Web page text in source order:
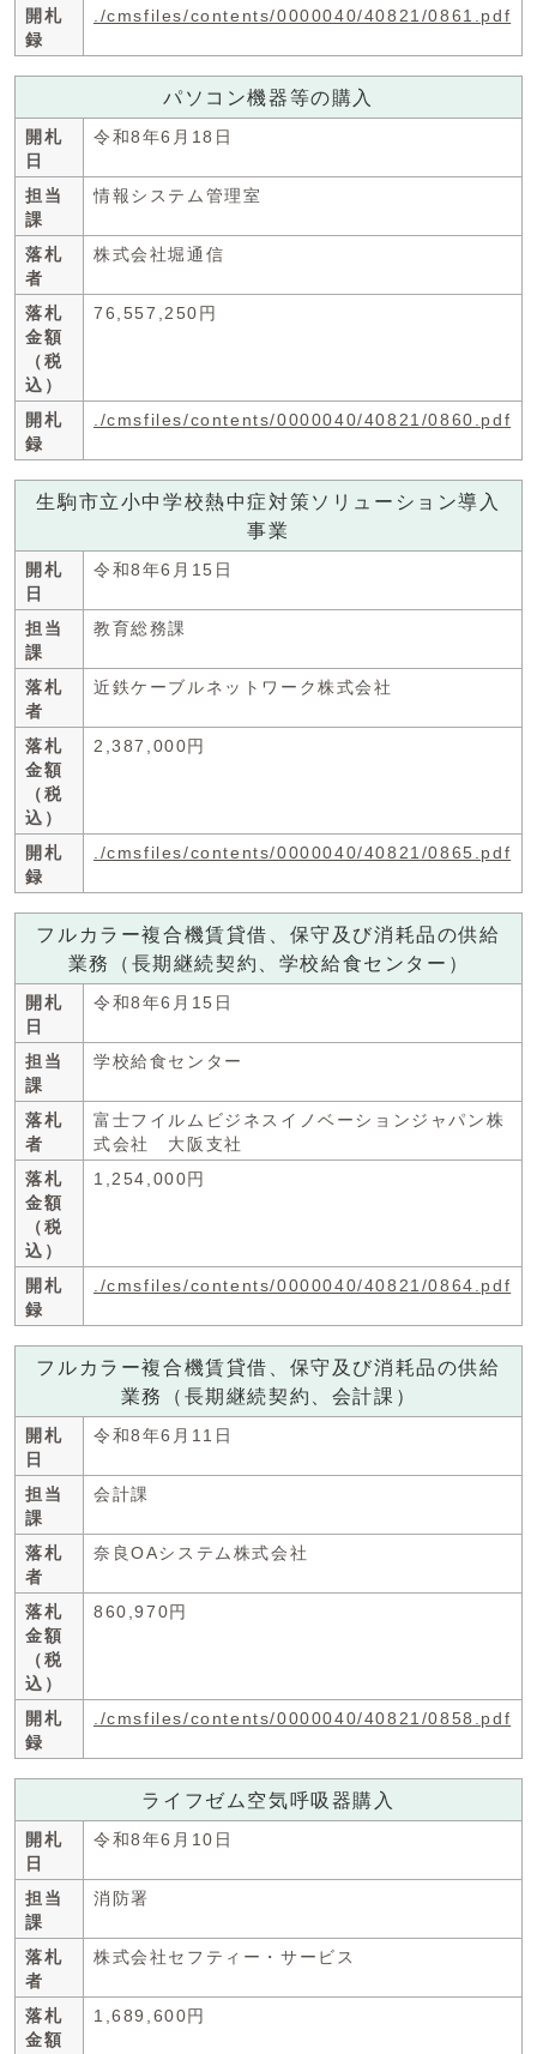
開札
録
./cmsfiles/contents/0000040/40821/0861.pdf
パソコン機器等の購入
開札
日
令和8年6月18日
担当
課
情報システム管理室
落札
者
株式会社堀通信
落札
金額
（税
込）
76,557,250円
開札
録
./cmsfiles/contents/0000040/40821/0860.pdf
生駒市立小中学校熱中症対策ソリューション導入
事業
開札
日
令和8年6月15日
担当
課
教育総務課
落札
者
近鉄ケーブルネットワーク株式会社
落札
金額
（税
込）
2,387,000円
開札
録
./cmsfiles/contents/0000040/40821/0865.pdf
フルカラー複合機賃貸借、保守及び消耗品の供給
業務（長期継続契約、学校給食センター）
開札
日
令和8年6月15日
担当
課
学校給食センター
落札
者
富士フイルムビジネスイノベーションジャパン株
式会社 大阪支社
落札
金額
（税
込）
1,254,000円
開札
録
./cmsfiles/contents/0000040/40821/0864.pdf
フルカラー複合機賃貸借、保守及び消耗品の供給
業務（長期継続契約、会計課）
開札
日
令和8年6月11日
担当
課
会計課
落札
者
奈良OAシステム株式会社
落札
金額
（税
込）
860,970円
開札
録
./cmsfiles/contents/0000040/40821/0858.pdf
ライフゼム空気呼吸器購入
開札
日
令和8年6月10日
担当
課
消防署
落札
者
株式会社セフティー・サービス
落札
金額
1,689,600円